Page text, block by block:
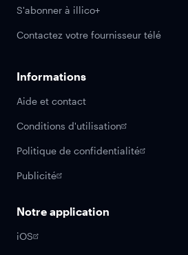
S'abonner à illico+
Contactez votre fournisseur télé
Informations
Aide et contact
Conditions d'utilisation
Politique de confidentialité
Publicité
Notre application
iOS